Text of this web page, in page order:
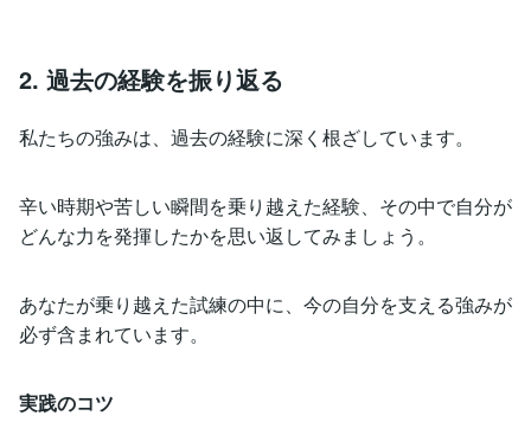
2. 過去の経験を振り返る
私たちの強みは、過去の経験に深く根ざしています。
辛い時期や苦しい瞬間を乗り越えた経験、その中で自分が
どんな力を発揮したかを思い返してみましょう。
あなたが乗り越えた試練の中に、今の自分を支える強みが
必ず含まれています。
実践のコツ